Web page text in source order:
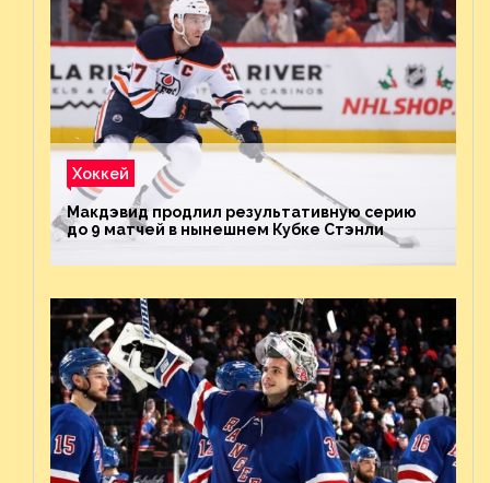
Хоккей
Макдэвид продлил результативную серию
до 9 матчей в нынешнем Кубке Стэнли